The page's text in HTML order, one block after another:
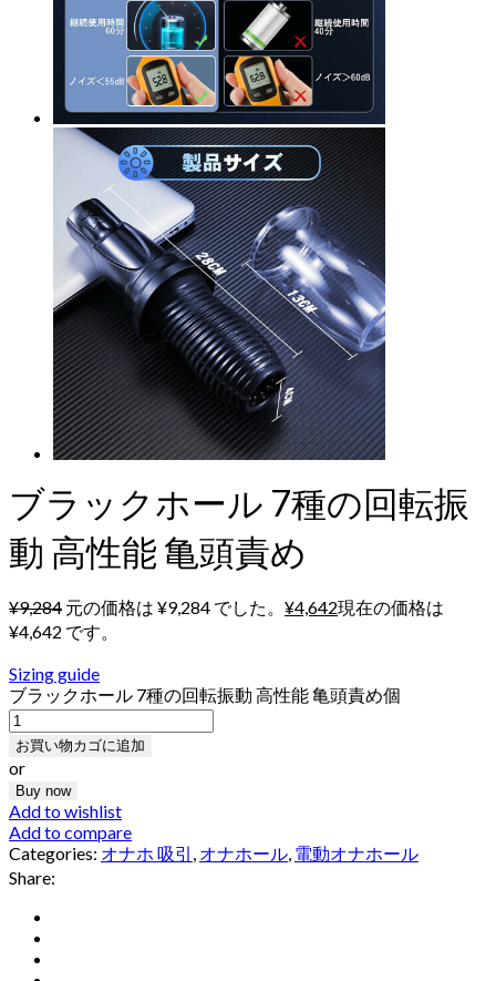
ブラックホール 7種の回転振
動 高性能 亀頭責め
¥9,284 元の価格は ¥9,284 でした。 ¥4,642現在の価格は
¥4,642 です。
Sizing guide
ブラックホール 7種の回転振動 高性能 亀頭責め個
お買い物カゴに追加
or
Buy now
Add to wishlist
Add to compare
Categories: オナホ 吸引 , オナホール, 電動オナホール
Share: